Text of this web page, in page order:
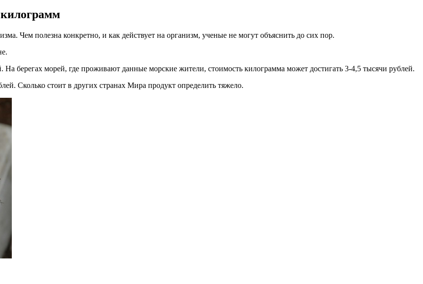
Чем полезна конкретно, и как действует на организм, ученые не могут объяснить до сих пор.
На берегах морей, где проживают данные морские жители, стоимость килограмма может достигать 3-4,5 тысячи рублей.
Сколько стоит в других странах Мира продукт определить тяжело.